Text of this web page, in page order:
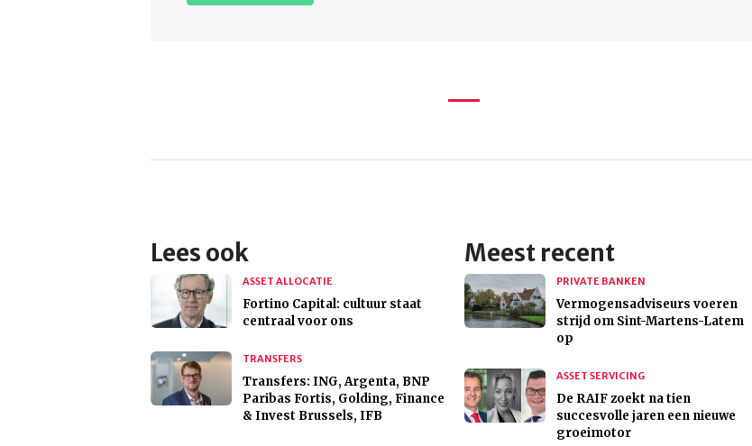
Lees ook
ASSET ALLOCATIE
Fortino Capital: cultuur staat
centraal voor ons
TRANSFERS
Transfers: ING, Argenta, BNP
Paribas Fortis, Golding, Finance
& Invest Brussels, IFB
Meest recent
PRIVATE BANKEN
Vermogensadviseurs voeren
strijd om Sint-Martens-Latem
op
ASSET SERVICING
De RAIF zoekt na tien
succesvolle jaren een nieuwe
groeimotor